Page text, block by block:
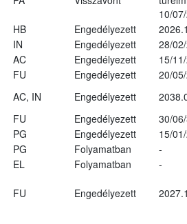
10/
HB Engedélyezett
IN Engedélyezett
28/
AC Engedélyezett
15/
FU Engedélyezett
20/
AC, IN Engedélyezett
FU Engedélyezett
30/
PG Engedélyezett
15/
PG Folyamatban
-
EL Folyamatban
-
FU Engedélyezett